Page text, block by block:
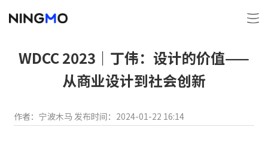
WDCC 2023｜丁伟：设计的价值——
从商业设计到社会创新
作者：宁波木马发布时间：2024-01-22 16:14